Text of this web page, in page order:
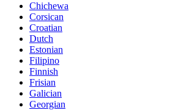
Chichewa
Corsican
Croatian
Dutch
Estonian
Filipino
Finnish
Frisian
Galician
Georgian